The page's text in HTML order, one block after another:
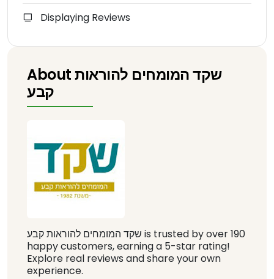
Displaying Reviews
About שקד המומחים להוראות
קבע
שקד המומחים להוראות קבע is trusted by over 190
happy customers, earning a 5-star rating!
Explore real reviews and share your own
experience.